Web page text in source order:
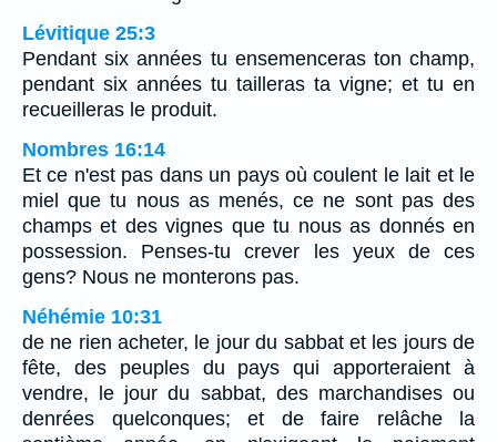
Lévitique 25:3
Pendant six années tu ensemenceras ton champ,
pendant six années tu tailleras ta vigne; et tu en
recueilleras le produit.
Nombres 16:14
Et ce n'est pas dans un pays où coulent le lait et le
miel que tu nous as menés, ce ne sont pas des
champs et des vignes que tu nous as donnés en
possession. Penses-tu crever les yeux de ces
gens? Nous ne monterons pas.
Néhémie 10:31
de ne rien acheter, le jour du sabbat et les jours de
fête, des peuples du pays qui apporteraient à
vendre, le jour du sabbat, des marchandises ou
denrées quelconques; et de faire relâche la